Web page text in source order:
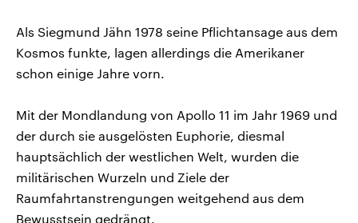
Als Siegmund Jähn 1978 seine Pflichtansage aus dem
Kosmos funkte, lagen allerdings die Amerikaner
schon einige Jahre vorn.
Mit der Mondlandung von Apollo 11 im Jahr 1969 und
der durch sie ausgelösten Euphorie, diesmal
hauptsächlich der westlichen Welt, wurden die
militärischen Wurzeln und Ziele der
Raumfahrtanstrengungen weitgehend aus dem
Bewusstsein gedrängt.